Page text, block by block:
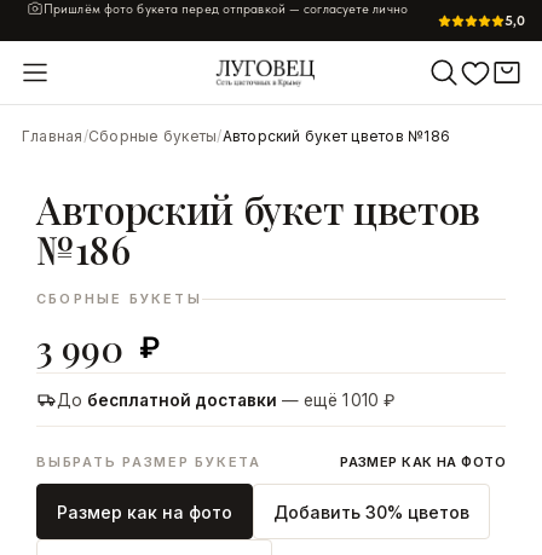
Пришлём фото букета перед отправкой — согласуете лично
5,0
Главная/Сборные букеты/Авторский букет цветов №186
Авторский букет цветов
№186
СБОРНЫЕ БУКЕТЫ
3 990 ₽
До бесплатной доставки — ещё 1 010 ₽
ВЫБРАТЬ РАЗМЕР БУКЕТА РАЗМЕР КАК НА ФОТО
Размер как на фото Добавить 30% цветов